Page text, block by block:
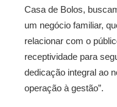
Casa de Bolos,
um negócio familiar,
relacionar com o
receptividade para
dedicação integral ao
operação à gestão”.